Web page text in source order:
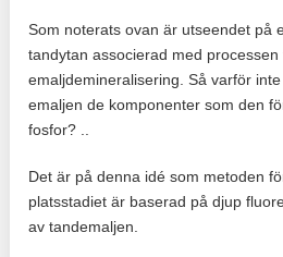
Som noterats ovan är utseendet på
tandytan associerad med processen
emaljdemineralisering. Så varför
emaljen de komponenter som den
fosfor? ..
Det är på denna idé som metoden
platsstadiet är baserad på djup
av tandemaljen.